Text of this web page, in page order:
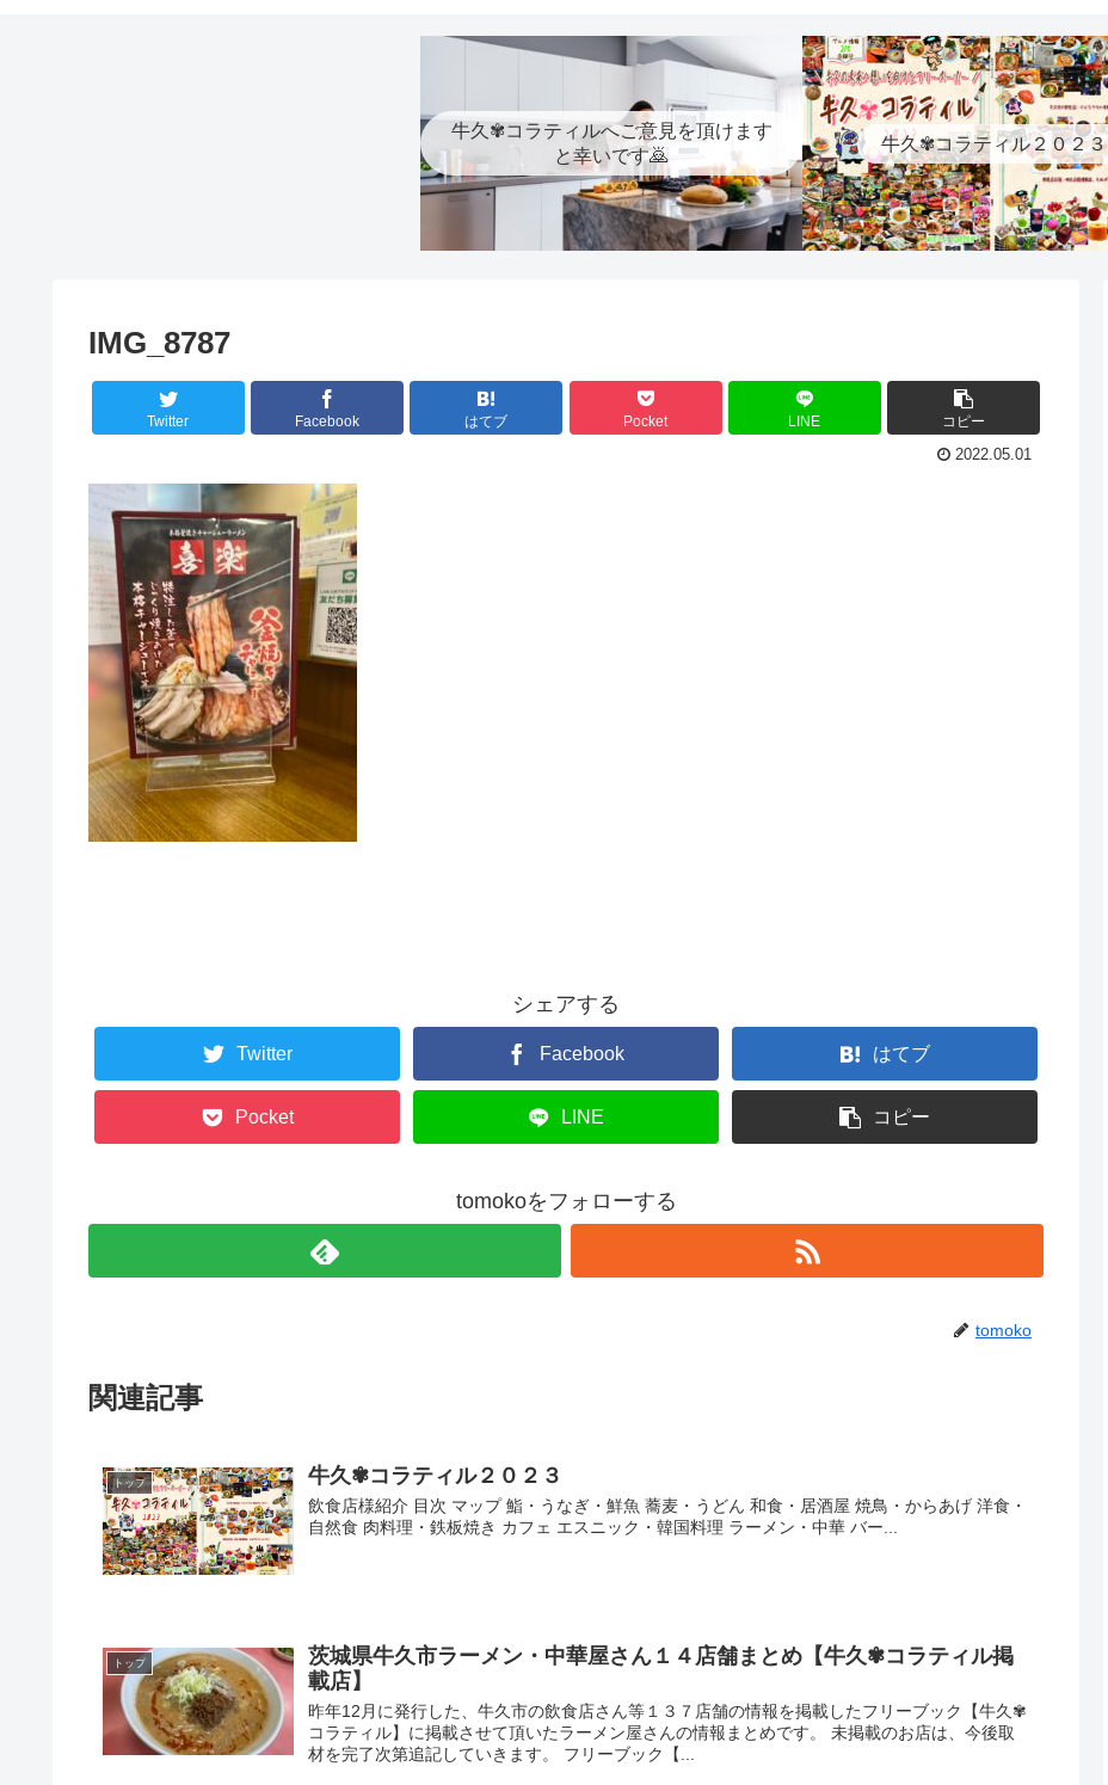
牛久✾コラティルへご意見を頂けます
と幸いです🙇
牛久✾コラティル２０２３
IMG_8787
Twitter Facebook はてブ Pocket LINE コピー
2022.05.01
シェアする
Twitter Facebook はてブ
Pocket LINE コピー
tomokoをフォローする
tomoko
関連記事
トップ 牛久✾コラティル２０２３
飲食店様紹介 目次 マップ 鮨・うなぎ・鮮魚 蕎麦・うどん 和食・居酒屋 焼鳥・からあげ 洋食・
自然食 肉料理・鉄板焼き カフェ エスニック・韓国料理 ラーメン・中華 バー...
トップ
茨城県牛久市ラーメン・中華屋さん１４店舗まとめ【牛久✾コラティル掲
載店】
昨年12月に発行した、牛久市の飲食店さん等１３７店舗の情報を掲載したフリーブック【牛久✾
コラティル】に掲載させて頂いたラーメン屋さんの情報まとめです。 未掲載のお店は、今後取
材を完了次第追記していきます。 フリーブック【...